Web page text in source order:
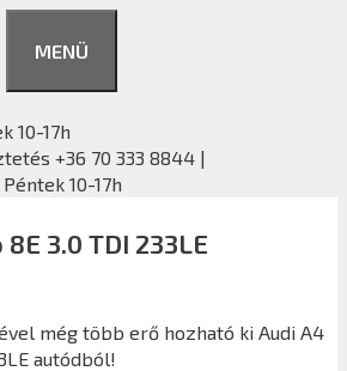
MENÜ
10-17h
+36 70 333 8844 |
10-17h
3.0 TDI 233LE
még több erő hozható ki Audi A4
autódból!